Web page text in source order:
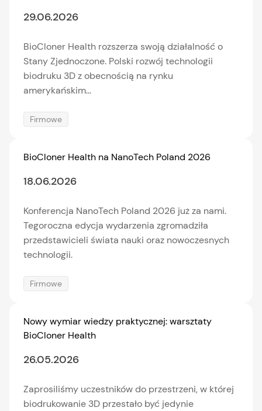
29.06.2026
BioCloner Health rozszerza swoją działalność o
Stany Zjednoczone. Polski rozwój technologii
biodruku 3D z obecnością na rynku
amerykańskim...
Firmowe
BioCloner Health na NanoTech Poland 2026
18.06.2026
Konferencja NanoTech Poland 2026 już za nami.
Tegoroczna edycja wydarzenia zgromadziła
przedstawicieli świata nauki oraz nowoczesnych
technologii.
Firmowe
Nowy wymiar wiedzy praktycznej: warsztaty
BioCloner Health
26.05.2026
Zaprosiliśmy uczestników do przestrzeni, w której
biodrukowanie 3D przestało być jedynie